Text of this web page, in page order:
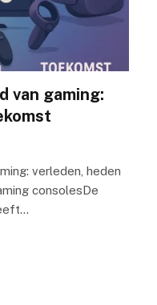
van gaming:
verleden, heden
consolesDe